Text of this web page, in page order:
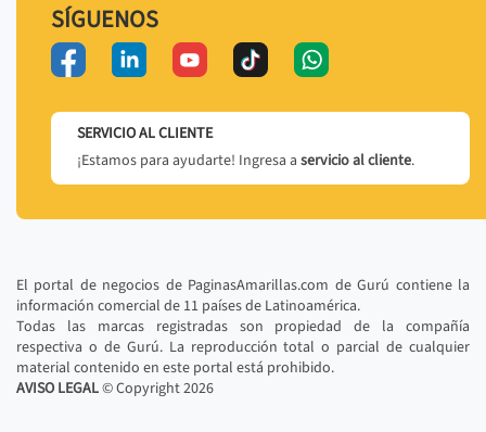
SÍGUENOS
SERVICIO AL CLIENTE
¡Estamos para ayudarte! Ingresa a servicio al cliente.
El portal de negocios de PaginasAmarillas.com de Gurú contiene la
información comercial de 11 países de Latinoamérica.
Todas las marcas registradas son propiedad de la compañía
respectiva o de Gurú. La reproducción total o parcial de cualquier
material contenido en este portal está prohibido.
AVISO LEGAL© Copyright2026